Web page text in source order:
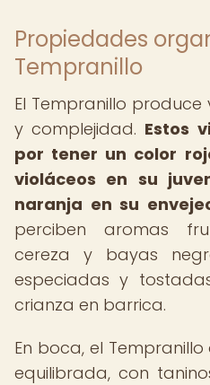
Propiedades
Tempranillo
El Tempranillo
y complejidad. Estos
por tener un color
violáceos en su
naranja en su
perciben aromas
cereza y bayas
especiadas y
crianza en barrica.
En boca, el
equilibrada, con